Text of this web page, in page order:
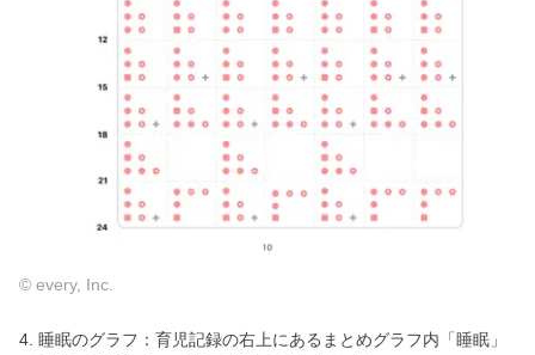
© every, Inc.
4. 睡眠のグラフ：育児記録の右上にあるまとめグラフ内「睡眠」